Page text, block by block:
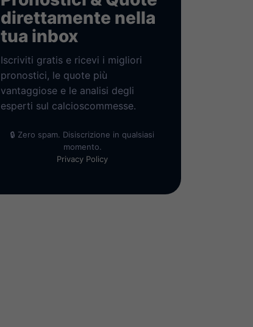
direttamente nella
tua inbox
Iscriviti gratis e ricevi i migliori
pronostici, le quote più
vantaggiose e le analisi degli
esperti sul calcioscommesse.
🔒 Zero spam. Disiscrizione in qualsiasi
momento.
Privacy Policy